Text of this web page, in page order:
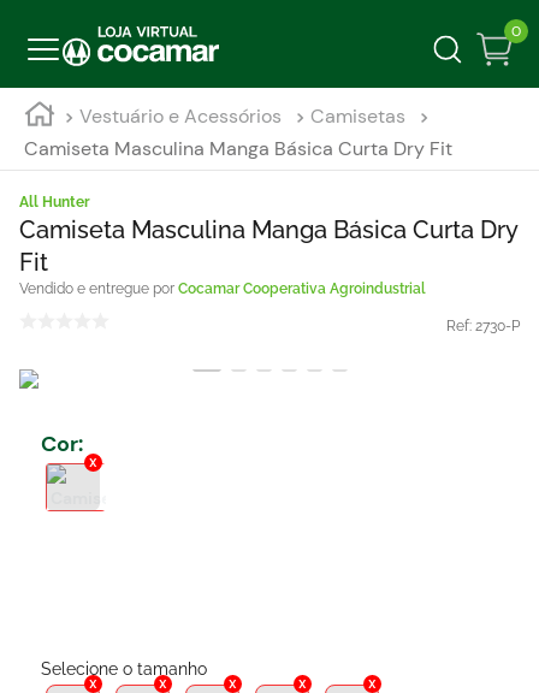
0
Vestuário e Acessórios
Camisetas
Camiseta Masculina Manga Básica Curta Dry Fit
All Hunter
Camiseta Masculina Manga Básica Curta Dry
Fit
Cocamar Cooperativa Agroindustrial
Ref: 2730-P
Cor: